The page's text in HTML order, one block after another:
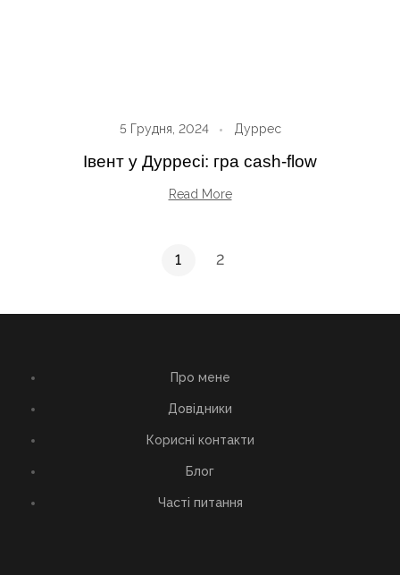
5 Грудня, 2024 Дуррес
Івент у Дурресі: гра cash-flow
Read More
1 2
Про мене
Довідники
Корисні контакти
Блог
Часті питання